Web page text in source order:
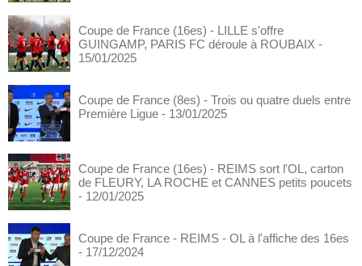
Coupe de France (16es) - LILLE s'offre
GUINGAMP, PARIS FC déroule à ROUBAIX -
15/01/2025
Coupe de France (8es) - Trois ou quatre duels entre
Première Ligue - 13/01/2025
Coupe de France (16es) - REIMS sort l'OL, carton
de FLEURY, LA ROCHE et CANNES petits poucets
- 12/01/2025
Coupe de France - REIMS - OL à l'affiche des 16es
- 17/12/2024